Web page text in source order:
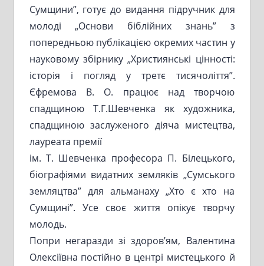
Сумщини”, готує до видання підручник для
молоді „Основи біблійних знань” з
попередньою публікацією окремих частин у
науковому збірнику „Християнські цінності:
історія і погляд у третє тисячоліття”.
Єфремова В. О. працює над творчою
спадщиною Т.Г.Шевченка як художника,
спадщиною заслуженого діяча мистецтва,
лауреата премії
ім. Т. Шевченка професора П. Білецького,
біографіями видатних земляків „Сумського
земляцтва” для альманаху „Хто є хто на
Сумщині”. Усе своє життя опікує творчу
молодь.
Попри негаразди зі здоров’ям, Валентина
Олексіївна постійно в центрі мистецького й